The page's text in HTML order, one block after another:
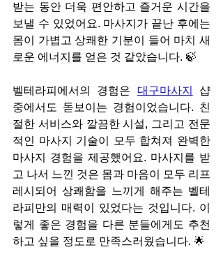
받는 동안 더욱 편안하고 즐거운 시간을
보낼 수 있었어요. 마사지가 끝난 후에는
몸이 가볍고 상쾌한 기분이 들어 마치 새
로운 에너지를 얻은 것 같았습니다. 🍃
벨테라피에서의 경험은 대구마사지
샵
중에서도 돋보이는 경험이었습니다. 친
절한 서비스와 깔끔한 시설, 그리고 전문
적인 마사지 기술이 모두 합쳐져 완벽한
마사지 경험을 제공했어요. 마사지를 받
고 나서 느낀 것은 몸과 마음이 모두 리프
레시되어 상쾌함을 느끼게 해주는 벨테
라피만의 매력이 있었다는 것입니다. 이
렇게 좋은 경험을 다른 분들에게도 추천
하고 싶을 정도로 만족스러웠습니다. 🌟